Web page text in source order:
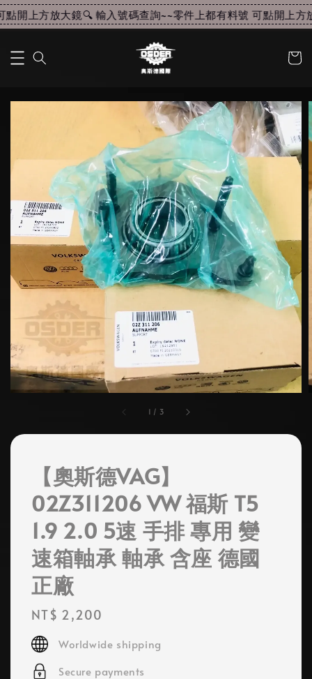
開上方放大鏡🔍 輸入號碼查詢~~零件上都有料號 可點開上方
1 / 3
【奧斯德VAG】
02Z311206 VW 福斯 T5
1.9 2.0 5速 手排 專用 變
速箱軸承 軸承 含座 德國
正廠
Regular
price
NT$ 2,200
Worldwide shipping
Secure payments